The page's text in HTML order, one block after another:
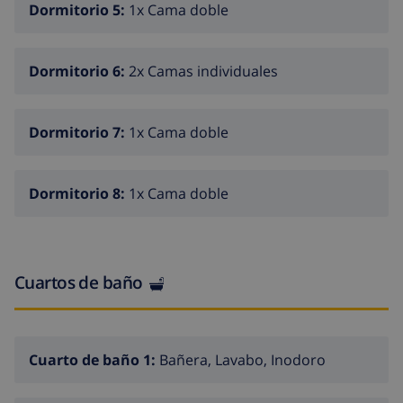
Exterior
piscina privada oval de 8m x 4m y 2m de
jardín con césped y árboles
plaza de garaje y 4 plazas de parking de las cuales 2
Dormitorio 5: 1x Cama doble
Dormitorio 6: 2x Camas individuales
Dormitorio 7: 1x Cama doble
Dormitorio 8: 1x Cama doble
Cuartos de baño
Cuarto de baño 1: Bañera, Lavabo, Inodoro